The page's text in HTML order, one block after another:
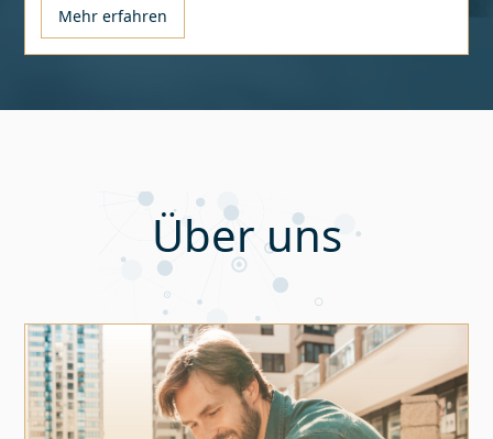
Mehr erfahren
Über uns